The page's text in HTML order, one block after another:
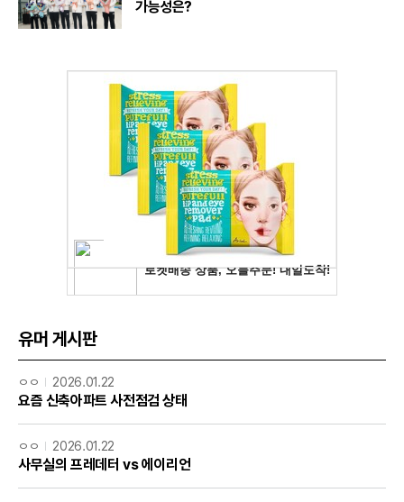
가능성은?
유머 게시판
ㅇㅇ 2026.01.22
요즘 신축아파트 사전점검 상태
ㅇㅇ 2026.01.22
사무실의 프레데터 vs 에이리언